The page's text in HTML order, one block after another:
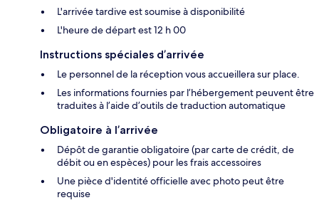
L'arrivée tardive est soumise à disponibilité
L'heure de départ est 12 h 00
Instructions spéciales d’arrivée
Le personnel de la réception vous accueillera sur place.
Les informations fournies par l’hébergement peuvent être
traduites à l’aide d’outils de traduction automatique
Obligatoire à l’arrivée
Dépôt de garantie obligatoire (par carte de crédit, de
débit ou en espèces) pour les frais accessoires
Une pièce d'identité officielle avec photo peut être
requise